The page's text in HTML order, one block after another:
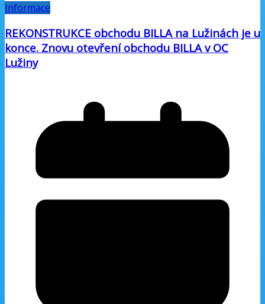
Informace
REKONSTRUKCE obchodu BILLA na Lužinách je u
konce. Znovu otevření obchodu BILLA v OC
Lužiny